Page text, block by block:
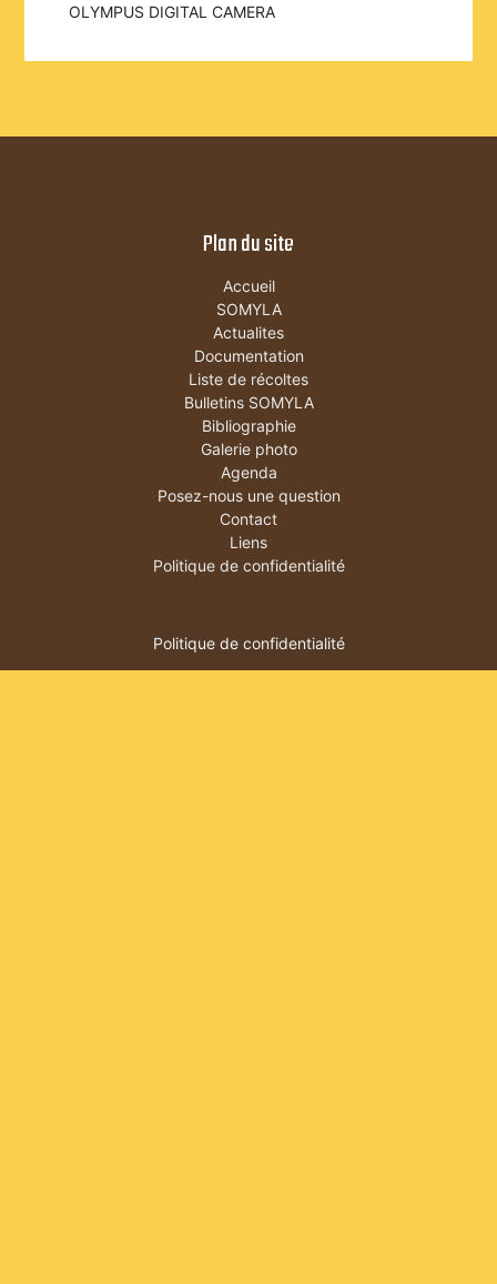
OLYMPUS DIGITAL CAMERA
Plan du site
Accueil
SOMYLA
Actualites
Documentation
Liste de récoltes
Bulletins SOMYLA
Bibliographie
Galerie photo
Agenda
Posez-nous une question
Contact
Liens
Politique de confidentialité
Politique de confidentialité